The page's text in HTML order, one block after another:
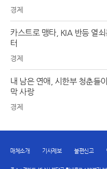
경제
카스트로 맹타, KIA 반등 열쇠
터
경제
내 남은 연애, 시한부 청춘들
막 사랑
경제
매체소개 기사제보 불편신고